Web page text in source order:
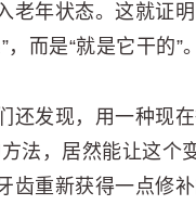
老年状态。这就证
而是“就是它干的”。
还发现，用一种现
法，居然能让这个
齿重新获得一点修